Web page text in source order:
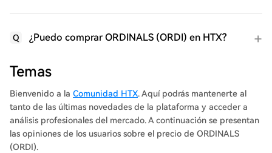
Q ¿Puedo comprar ORDINALS (ORDI) en HTX?
Temas
Bienvenido a la Comunidad HTX. Aquí podrás mantenerte al
tanto de las últimas novedades de la plataforma y acceder a
análisis profesionales del mercado. A continuación se presentan
las opiniones de los usuarios sobre el precio de ORDINALS
(ORDI).